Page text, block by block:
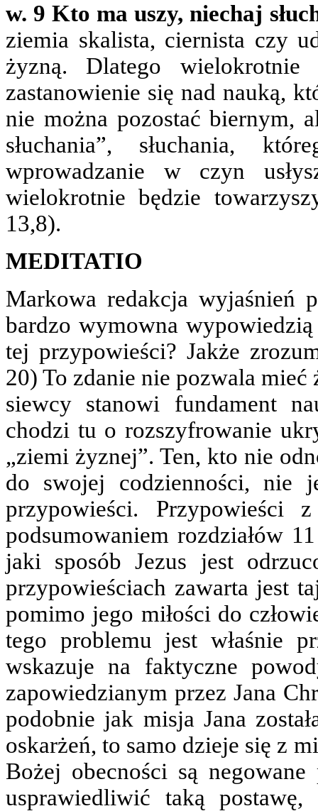
w. 9 Kto ma uszy, niechaj
ziemia skalista, ciernista czy
żyzną. Dlatego
zastanowienie się nad nauką,
nie można pozostać biernym,
słuchania”, słuchania,
wprowadzanie w czyn
wielokrotnie będzie
13,8).
MEDITATIO
Markowa redakcja wyjaśnień
bardzo wymowna
tej przypowieści? Jakże
20) To zdanie nie pozwala
siewcy stanowi fundament
chodzi tu o rozszyfrowanie
„ziemi żyznej”. Ten, kto nie
do swojej codzienności, nie
przypowieści. Przypowieści
podsumowaniem rozdziałów
jaki sposób Jezus jest
przypowieściach zawarta jest
pomimo jego miłości do
tego problemu jest właśnie
wskazuje na faktyczne
zapowiedzianym przez Jana
podobnie jak misja Jana
oskarżeń, to samo dzieje się z
Bożej obecności są
usprawiedliwić taką